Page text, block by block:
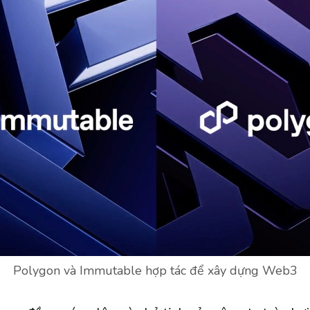
Polygon và Immutable hợp tác để xây dựng Web3